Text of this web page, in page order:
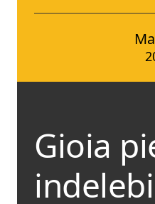
Gioia